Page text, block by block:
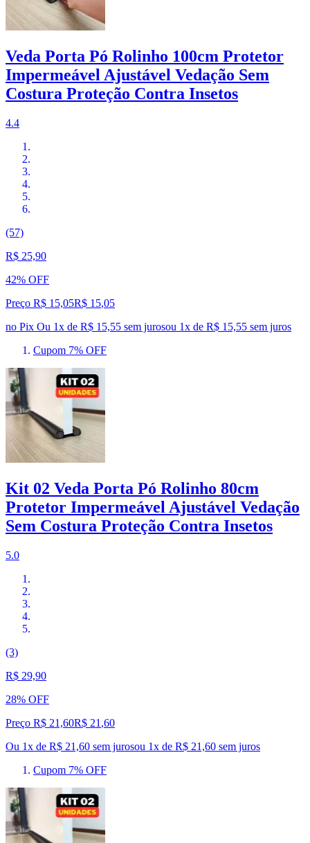
Veda Porta Pó Rolinho 100cm Protetor
Impermeável Ajustável Vedação Sem
Costura Proteção Contra Insetos
4.4
(57)
R$ 25,90
42% OFF
Preço R$ 15,05R$ 15,05
no Pix Ou 1x de R$ 15,55 sem jurosou 1x de R$ 15,55 sem juros
Cupom 7% OFF
Kit 02 Veda Porta Pó Rolinho 80cm
Protetor Impermeável Ajustável Vedação
Sem Costura Proteção Contra Insetos
5.0
(3)
R$ 29,90
28% OFF
Preço R$ 21,60R$ 21 ,60
Ou 1x de R$ 21,60 sem jurosou 1x de R$ 21,60 sem juros
Cupom 7% OFF